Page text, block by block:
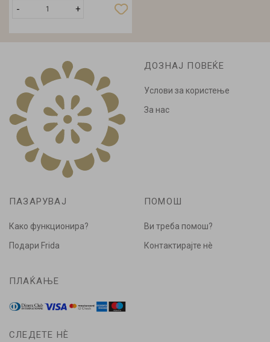
- +
Додади
ДОЗНАЈ ПОВЕЌЕ
Услови за користење
За нас
ПАЗАРУВАЈ
Како функционира?
Подари Frida
ПОМОШ
Ви треба помош?
Контактирајте нè
ПЛАЌАЊЕ
СЛЕДЕТЕ НÈ